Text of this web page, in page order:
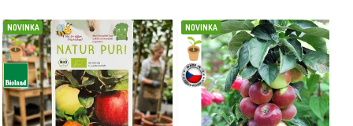
NOVINKA NOVINKA